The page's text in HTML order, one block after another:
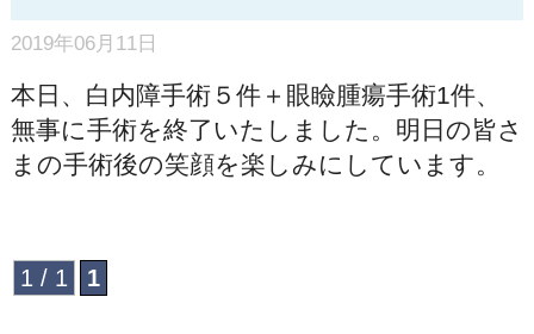
2019年06月11日
本日、白内障手術５件＋眼瞼腫瘍手術1件、
無事に手術を終了いたしました。明日の皆さ
まの手術後の笑顔を楽しみにしています。
1 / 1 1